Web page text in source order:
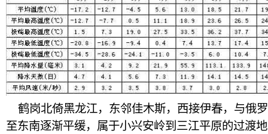
鹤岗北倚黑龙江，东邻佳木斯，西接伊春，与俄
至东南逐渐平缓，属于小兴安岭到三江平原的过渡